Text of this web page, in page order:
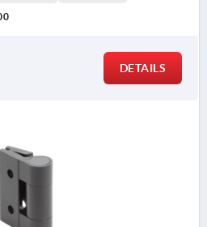
DETAILS